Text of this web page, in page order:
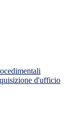
d'ufficio